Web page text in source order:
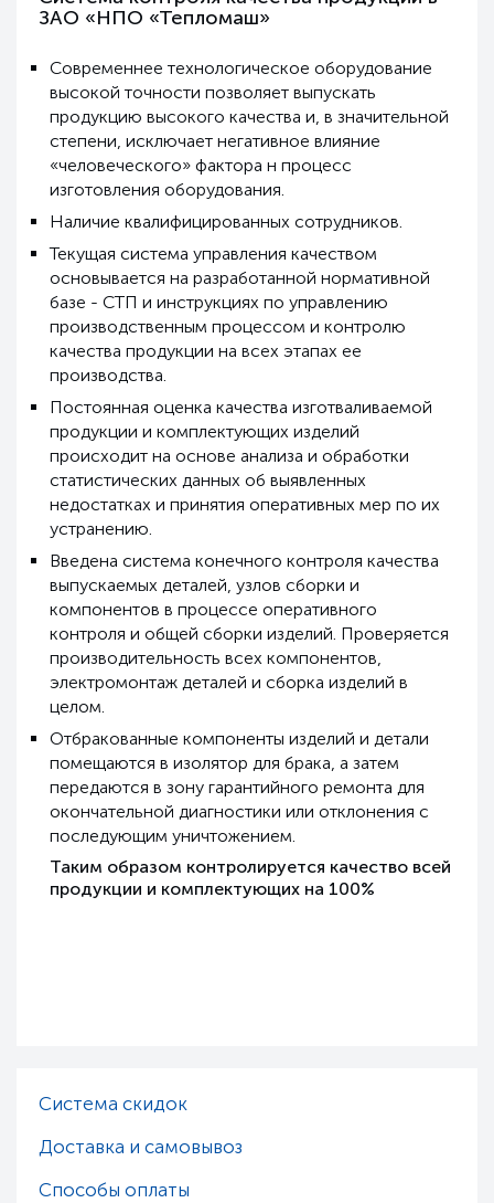
ЗАО «НПО «Тепломаш»
Современнее технологическое оборудование
высокой точности позволяет выпускать
продукцию высокого качества и, в значительной
степени, исключает негативное влияние
«человеческого» фактора н процесс
изготовления оборудования.
Наличие квалифицированных сотрудников.
Текущая система управления качеством
основывается на разработанной нормативной
базе - СТП и инструкциях по управлению
производственным процессом и контролю
качества продукции на всех этапах ее
производства.
Постоянная оценка качества изготваливаемой
продукции и комплектующих изделий
происходит на основе анализа и обработки
статистических данных об выявленных
недостатках и принятия оперативных мер по их
устранению.
Введена система конечного контроля качества
выпускаемых деталей, узлов сборки и
компонентов в процессе оперативного
контроля и общей сборки изделий. Проверяется
производительность всех компонентов,
электромонтаж деталей и сборка изделий в
целом.
Отбракованные компоненты изделий и детали
помещаются в изолятор для брака, а затем
передаются в зону гарантийного ремонта для
окончательной диагностики или отклонения с
последующим уничтожением.
Таким образом контролируется качество всей
продукции и комплектующих на 100%
Система скидок
Доставка и самовывоз
Способы оплаты